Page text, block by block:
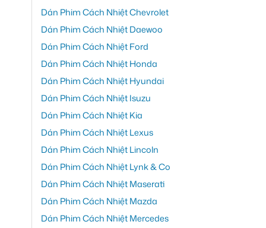
Dán Phim Cách Nhiệt Chevrolet
Dán Phim Cách Nhiệt Daewoo
Dán Phim Cách Nhiệt Ford
Dán Phim Cách Nhiệt Honda
Dán Phim Cách Nhiệt Hyundai
Dán Phim Cách Nhiệt Isuzu
Dán Phim Cách Nhiệt Kia
Dán Phim Cách Nhiệt Lexus
Dán Phim Cách Nhiệt Lincoln
Dán Phim Cách Nhiệt Lynk & Co
Dán Phim Cách Nhiệt Maserati
Dán Phim Cách Nhiệt Mazda
Dán Phim Cách Nhiệt Mercedes